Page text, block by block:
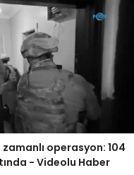
zamanlı operasyon: 104
- Videolu Haber